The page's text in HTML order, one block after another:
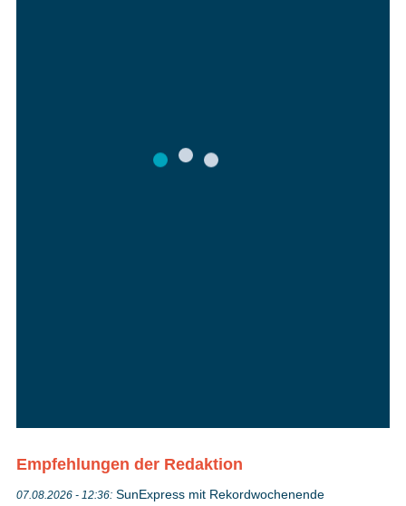
Empfehlungen der Redaktion
07.08.2026 - 12:36: SunExpress mit Rekordwochenende